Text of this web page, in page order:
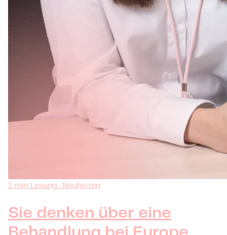
1 min Lesung · Neuheiten
Sie denken über eine